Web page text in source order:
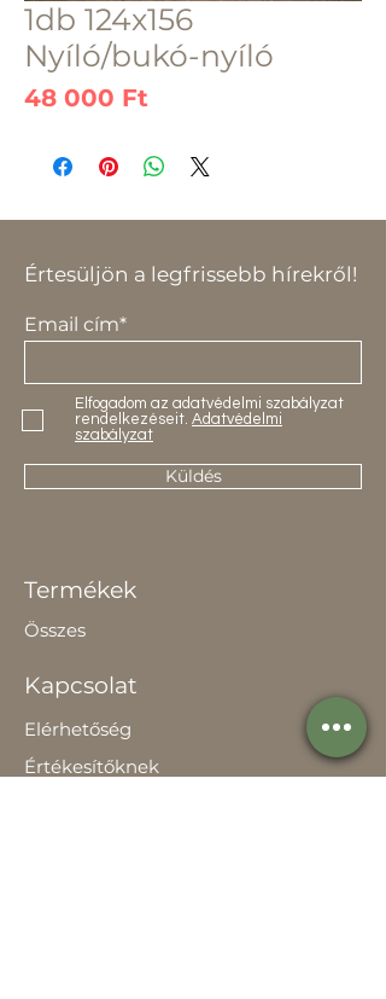
1db 124x156
Nyíló/bukó-nyíló
48 000 Ft
Értesüljön a legfrissebb hírekről!
Email cím*
Elfogadom az adatvédelmi szabályzat
rendelkezéseit. Adatvédelmi
szabályzat
Küldés
Termékek
Összes
Kapcsolat
Elérhetőség
Értékesítőknek